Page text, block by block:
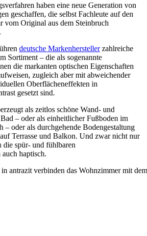
haben eine neue Generation von
geschaffen, die selbst Fachleute auf den
vom Original aus dem Steinbruch
deutsche Markenherstellerzahlreiche
Sortiment – die als sogenannte
die markanten optischen Eigenschaften
zugleich aber mit abweichender
Oberflächeneffekten in
gesetzt sind.
als zeitlos schöne Wand- und
– oder als einheitlicher Fußboden im
– oder als durchgehende Bodengestaltung
Terrasse und Balkon. Und zwar nicht nur
die spür- und fühlbaren
haptisch.